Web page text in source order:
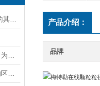
产品介绍：
品牌